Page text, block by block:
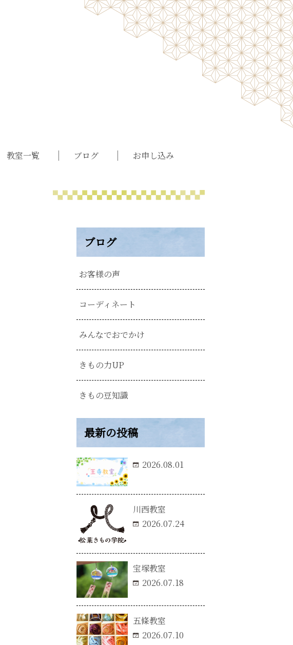
教室一覧 ブログ お申し込み
ブログ
お客様の声
コーディネート
みんなでおでかけ
きもの力UP
きもの豆知識
最新の投稿
2026.08.01
川西教室
2026.07.24
宝塚教室
2026.07.18
五條教室
2026.07.10